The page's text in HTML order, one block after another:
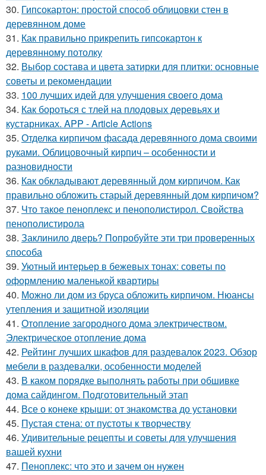
30. Гипсокартон: простой способ облицовки стен в
деревянном доме
31. Как правильно прикрепить гипсокартон к
деревянному потолку
32. Выбор состава и цвета затирки для плитки: основные
советы и рекомендации
33. 100 лучших идей для улучшения своего дома
34. Как бороться с тлей на плодовых деревьях и
кустарниках. APP - Article Actions
35. Отделка кирпичом фасада деревянного дома своими
руками. Облицовочный кирпич – особенности и
разновидности
36. Как обкладывают деревянный дом кирпичом. Как
правильно обложить старый деревянный дом кирпичом?
37. Что такое пеноплекс и пенополистирол. Свойства
пенополистирола
38. Заклинило дверь? Попробуйте эти три проверенных
способа
39. Уютный интерьер в бежевых тонах: советы по
оформлению маленькой квартиры
40. Можно ли дом из бруса обложить кирпичом. Нюансы
утепления и защитной изоляции
41. Отопление загородного дома электричеством.
Электрическое отопление дома
42. Рейтинг лучших шкафов для раздевалок 2023. Обзор
мебели в раздевалки, особенности моделей
43. В каком порядке выполнять работы при обшивке
дома сайдингом. Подготовительный этап
44. Все о конеке крыши: от знакомства до установки
45. Пустая стена: от пустоты к творчеству
46. Удивительные рецепты и советы для улучшения
вашей кухни
47. Пеноплекс: что это и зачем он нужен